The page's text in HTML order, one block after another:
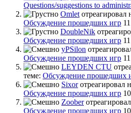
Questions/suggestions to
Omlet отреагировал
Обсуждение прошедших игр
DoubleNik
Обсуждение прошедших игр
yPSilon
Обсуждение прошедших игр
LEYDEN CTU
теме: Обсуждение прошедших
Sixorотреагировал
Обсуждение прошедших игр
Zoober
Обсуждение прошедших игр